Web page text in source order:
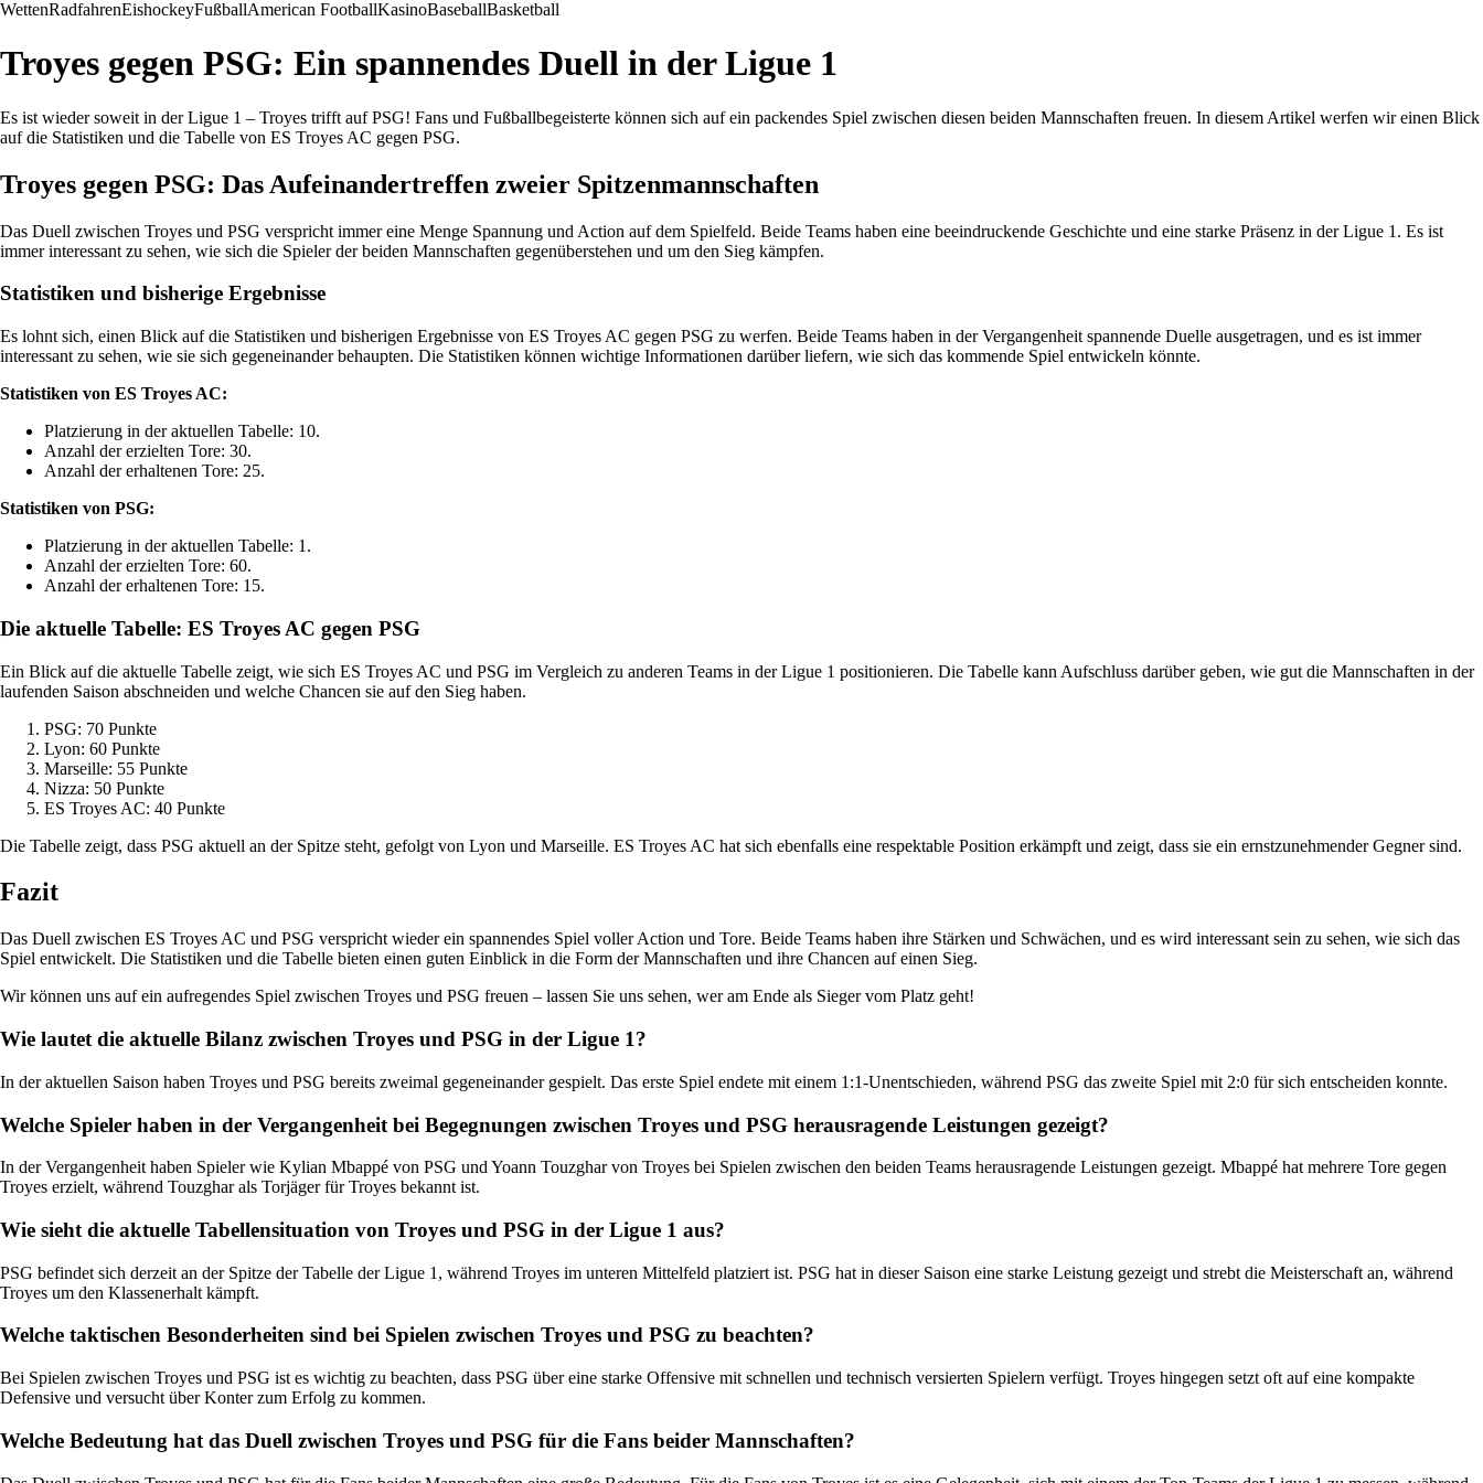
WettenRadfahrenEishockeyFußballAmerican FootballKasinoBaseballBasketball
Troyes gegen PSG: Ein spannendes Duell in der Ligue 1
Es ist wieder soweit in der Ligue 1 – Troyes trifft auf PSG! Fans und Fußballbegeisterte können sich auf ein packendes Spiel zwischen diesen beiden Mannschaften freuen. In diesem Artikel werfen wir einen Blick
auf die Statistiken und die Tabelle von ES Troyes AC gegen PSG.
Troyes gegen PSG: Das Aufeinandertreffen zweier Spitzenmannschaften
Das Duell zwischen Troyes und PSG verspricht immer eine Menge Spannung und Action auf dem Spielfeld. Beide Teams haben eine beeindruckende Geschichte und eine starke Präsenz in der Ligue 1. Es ist
immer interessant zu sehen, wie sich die Spieler der beiden Mannschaften gegenüberstehen und um den Sieg kämpfen.
Statistiken und bisherige Ergebnisse
Es lohnt sich, einen Blick auf die Statistiken und bisherigen Ergebnisse von ES Troyes AC gegen PSG zu werfen. Beide Teams haben in der Vergangenheit spannende Duelle ausgetragen, und es ist immer
interessant zu sehen, wie sie sich gegeneinander behaupten. Die Statistiken können wichtige Informationen darüber liefern, wie sich das kommende Spiel entwickeln könnte.
Statistiken von ES Troyes AC:
Platzierung in der aktuellen Tabelle: 10.
Anzahl der erzielten Tore: 30.
Anzahl der erhaltenen Tore: 25.
Statistiken von PSG:
Platzierung in der aktuellen Tabelle: 1.
Anzahl der erzielten Tore: 60.
Anzahl der erhaltenen Tore: 15.
Die aktuelle Tabelle: ES Troyes AC gegen PSG
Ein Blick auf die aktuelle Tabelle zeigt, wie sich ES Troyes AC und PSG im Vergleich zu anderen Teams in der Ligue 1 positionieren. Die Tabelle kann Aufschluss darüber geben, wie gut die Mannschaften in der
laufenden Saison abschneiden und welche Chancen sie auf den Sieg haben.
PSG: 70 Punkte
Lyon: 60 Punkte
Marseille: 55 Punkte
Nizza: 50 Punkte
ES Troyes AC: 40 Punkte
Die Tabelle zeigt, dass PSG aktuell an der Spitze steht, gefolgt von Lyon und Marseille. ES Troyes AC hat sich ebenfalls eine respektable Position erkämpft und zeigt, dass sie ein ernstzunehmender Gegner sind.
Fazit
Das Duell zwischen ES Troyes AC und PSG verspricht wieder ein spannendes Spiel voller Action und Tore. Beide Teams haben ihre Stärken und Schwächen, und es wird interessant sein zu sehen, wie sich das
Spiel entwickelt. Die Statistiken und die Tabelle bieten einen guten Einblick in die Form der Mannschaften und ihre Chancen auf einen Sieg.
Wir können uns auf ein aufregendes Spiel zwischen Troyes und PSG freuen – lassen Sie uns sehen, wer am Ende als Sieger vom Platz geht!
Wie lautet die aktuelle Bilanz zwischen Troyes und PSG in der Ligue 1?
In der aktuellen Saison haben Troyes und PSG bereits zweimal gegeneinander gespielt. Das erste Spiel endete mit einem 1:1-Unentschieden, während PSG das zweite Spiel mit 2:0 für sich entscheiden konnte.
Welche Spieler haben in der Vergangenheit bei Begegnungen zwischen Troyes und PSG herausragende Leistungen gezeigt?
In der Vergangenheit haben Spieler wie Kylian Mbappé von PSG und Yoann Touzghar von Troyes bei Spielen zwischen den beiden Teams herausragende Leistungen gezeigt. Mbappé hat mehrere Tore gegen
Troyes erzielt, während Touzghar als Torjäger für Troyes bekannt ist.
Wie sieht die aktuelle Tabellensituation von Troyes und PSG in der Ligue 1 aus?
PSG befindet sich derzeit an der Spitze der Tabelle der Ligue 1, während Troyes im unteren Mittelfeld platziert ist. PSG hat in dieser Saison eine starke Leistung gezeigt und strebt die Meisterschaft an, während
Troyes um den Klassenerhalt kämpft.
Welche taktischen Besonderheiten sind bei Spielen zwischen Troyes und PSG zu beachten?
Bei Spielen zwischen Troyes und PSG ist es wichtig zu beachten, dass PSG über eine starke Offensive mit schnellen und technisch versierten Spielern verfügt. Troyes hingegen setzt oft auf eine kompakte
Defensive und versucht über Konter zum Erfolg zu kommen.
Welche Bedeutung hat das Duell zwischen Troyes und PSG für die Fans beider Mannschaften?